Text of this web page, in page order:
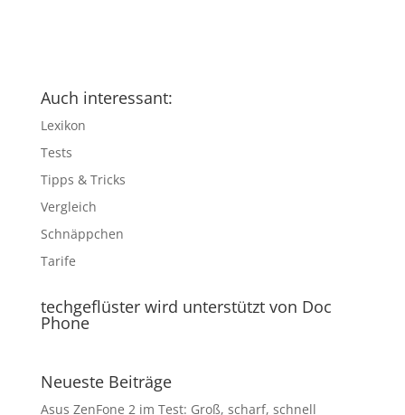
Auch interessant:
Lexikon
Tests
Tipps & Tricks
Vergleich
Schnäppchen
Tarife
techgeflüster wird unterstützt von Doc
Phone
Neueste Beiträge
Asus ZenFone 2 im Test: Groß, scharf, schnell